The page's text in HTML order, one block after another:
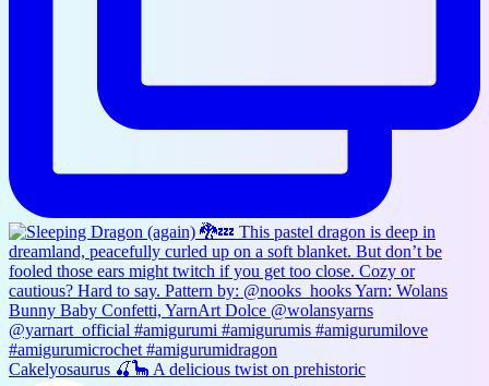
Cakelyosaurus 🍒🦕 A delicious twist on prehistoric